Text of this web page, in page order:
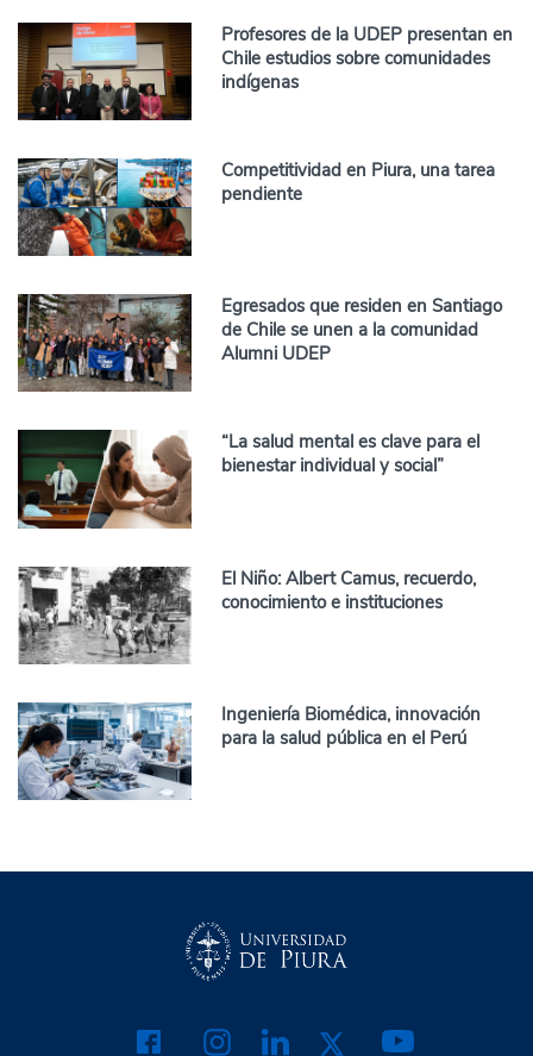
Profesores de la UDEP presentan en
Chile estudios sobre comunidades
indígenas
Competitividad en Piura, una tarea
pendiente
Egresados que residen en Santiago
de Chile se unen a la comunidad
Alumni UDEP
“La salud mental es clave para el
bienestar individual y social”
El Niño: Albert Camus, recuerdo,
conocimiento e instituciones
Ingeniería Biomédica, innovación
para la salud pública en el Perú